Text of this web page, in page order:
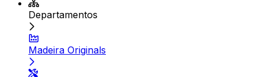
Departamentos
Madeira Originals